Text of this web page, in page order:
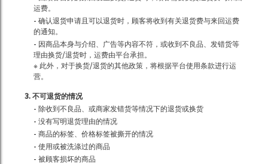
运费。
- 确认退货申请且可以退货时，顾客将收到有关退货费与来回运费
的通知。
- 因商品本身与介绍、广告等内容不符，或收到不良品、发错货等
理由换货/退货时，运费由平台承担。
※ 此外，对于换货/退货的其他政策，将根据平台使用条款进行运
营。
3. 不可退货的情况
- 除收到不良品、或商家发错货等情况下的退货或换货
- 没有写明退货理由的情况
- 商品的标签、价格标签被撕开的情况
- 使用或被洗涤过的商品
- 被顾客损坏的商品